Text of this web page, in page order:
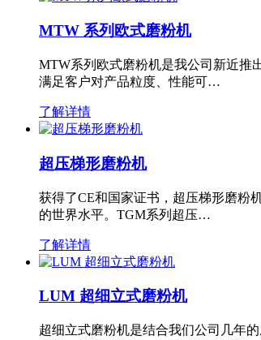
MTW 系列欧式磨粉机
MTW系列欧式磨粉机是我公司新近推
满足客户对产品粒度、性能可…
了解详情
超压梯形磨粉机
获得了CE和国家证书，超压梯形磨粉
的世界水平。TGM系列超压…
了解详情
LUM 超细立式磨粉机
超细立式磨粉机是结合我们公司几年